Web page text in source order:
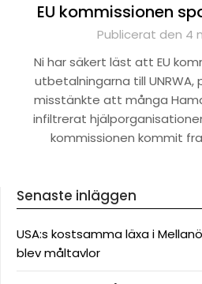
EU kommissionen
Publicerat den 4
Ni har säkert läst att EU
utbetalningarna till
misstänkte att många
infiltrerat
kommissionen kommit
Senaste inläggen
USA:s kostsamma läxa i
blev måltavlor